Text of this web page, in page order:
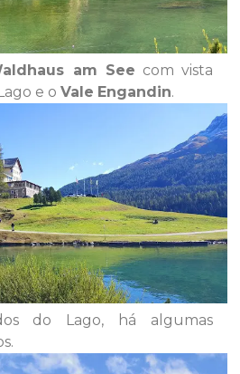
am See com vista
e o Vale Engandin.
do Lago, há algumas